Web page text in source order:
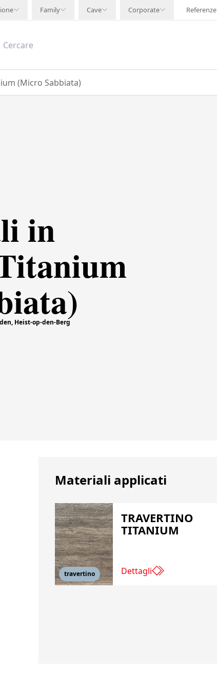
Family Cave Corporate Referenze
(Micro Sabbiata)
in
Heist-op-den-Berg
Materiali applicati
travertino
TRAVERTINO
TITANIUM
Dettagli